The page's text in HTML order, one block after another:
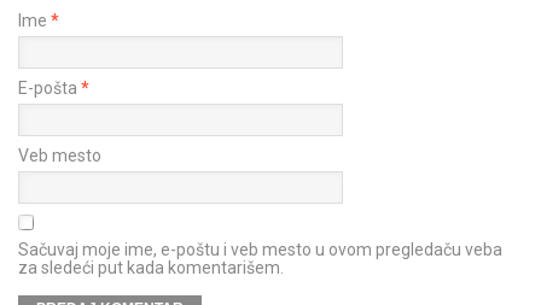
Ime *
E-pošta *
Veb mesto
Sačuvaj moje ime, e-poštu i veb mesto u ovom pregledaču veba
za sledeći put kada komentarišem.